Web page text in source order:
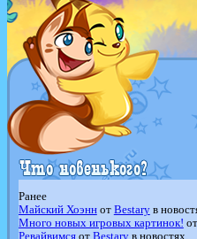
Ранее
Майский Хоэннот Bestaryв
Много новых игровых картинок! от
Ревайвимсяот Bestaryв новостях.